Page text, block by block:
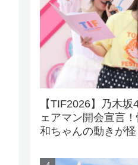
【TIF2026】乃木
ェアマン開会宣言
和ちゃんの動きが